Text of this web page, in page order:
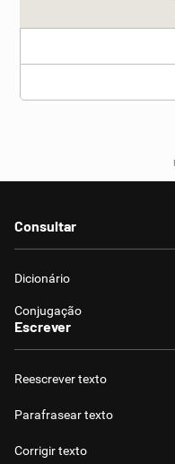
Sinônimos
Consultar
Dicionário
Conjugação
Escrever
Reescrever texto
Parafrasear texto
Corrigir texto